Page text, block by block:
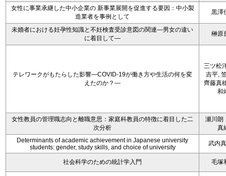
女性に事業承継した中小企業の 新事業展開を促進する要因：中小製
造業者を事例として
黒澤
未婚者における妊孕性知識と不妊検査受診意図の関連―男女の違い
に着目して―
榊原
テレワークがもたらした影響―COVID-19が働き方や生活の何を変
えたのか？―
三ツ松
吉平,
齊藤真
和
女性教員の管理職志向と離職意思：家庭科教員の特徴に着目した二
次分析
瀬川朗
真
Determinants of academic achievement in Japanese university
students: gender, study skills, and choice of university
武内
社会科学のための統計学入門 毛塚